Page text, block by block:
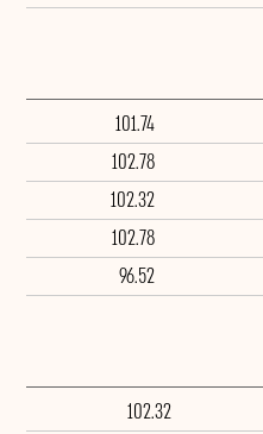
101.74
102.78
102.32
102.78
96.52
102.32